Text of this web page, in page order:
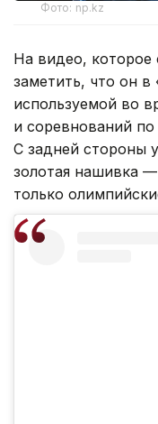
Фото: np.kz
На видео,
заметить, что он
используемой во
и соревнований
С задней стороны
золотая нашивка
только